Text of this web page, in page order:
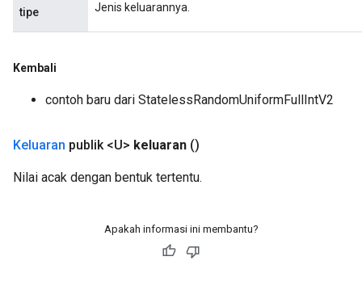
tipe Jenis keluarannya.
Kembali
contoh baru dari StatelessRandomUniformFullIntV2
Keluaran publik <U> keluaran ()
Nilai acak dengan bentuk tertentu.
Apakah informasi ini membantu?